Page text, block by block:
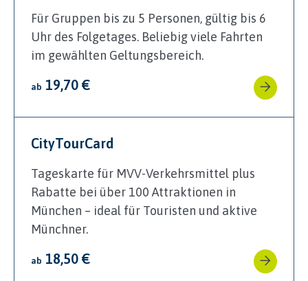
Für Gruppen bis zu 5 Personen, gültig bis 6
Uhr des Folgetages. Beliebig viele Fahrten
im gewählten Geltungsbereich.
ab 19,70 €
CityTourCard
Tageskarte für MVV-Verkehrsmittel plus
Rabatte bei über 100 Attraktionen in
München – ideal für Touristen und aktive
Münchner.
ab 18,50 €